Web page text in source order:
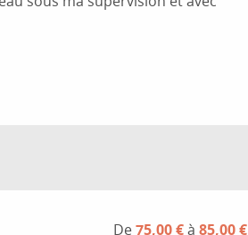
De75,00 €à85,00 €